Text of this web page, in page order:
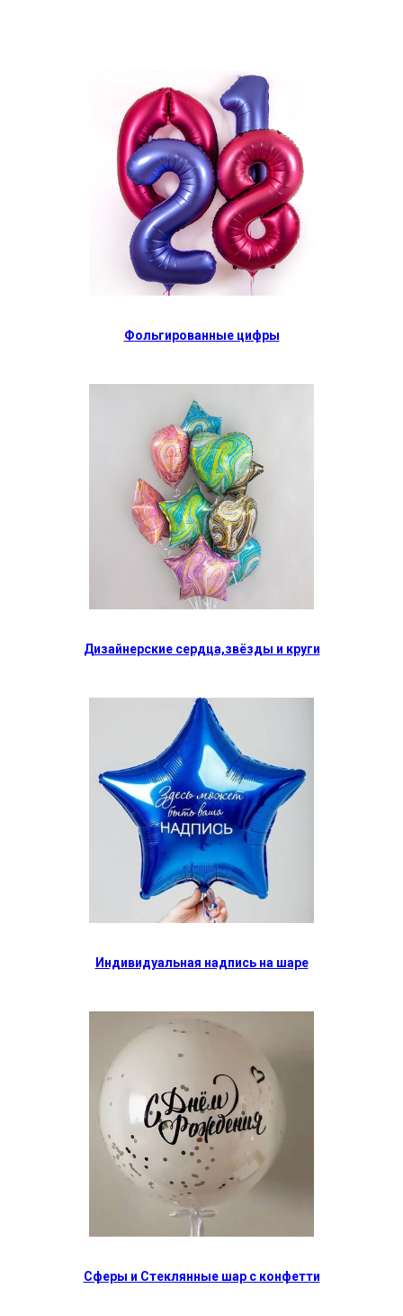
Фольгированные цифры
Дизайнерские сердца,звёзды и круги
Индивидуальная надпись на шаре
Сферы и Стеклянные шар с конфетти